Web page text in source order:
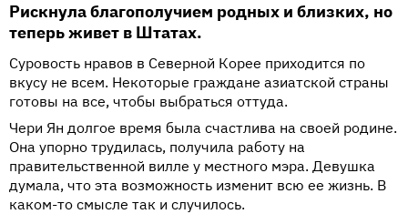
Рискнула благополучием родных и близких, но
теперь живет в Штатах.
Суровость нравов в Северной Корее приходится по
вкусу не всем. Некоторые граждане азиатской страны
готовы на все, чтобы выбраться оттуда.
Чери Ян долгое время была счастлива на своей родине.
Она упорно трудилась, получила работу на
правительственной вилле у местного мэра. Девушка
думала, что эта возможность изменит всю ее жизнь. В
каком-то смысле так и случилось.